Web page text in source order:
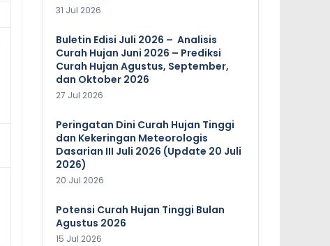
31 Jul 2026
Buletin Edisi Juli 2026 – Analisis
Curah Hujan Juni 2026 – Prediksi
Curah Hujan Agustus, September,
dan Oktober 2026
27 Jul 2026
Peringatan Dini Curah Hujan Tinggi
dan Kekeringan Meteorologis
Dasarian III Juli 2026 (Update 20 Juli
2026)
20 Jul 2026
Potensi Curah Hujan Tinggi Bulan
Agustus 2026
15 Jul 2026